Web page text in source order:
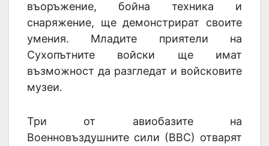
въоръжение, бойна техника и
снаряжение, ще демонстрират своите
умения. Младите приятели на
Сухопътните войски ще имат
възможност да разгледат и войсковите
музеи.
Три от авиобазите на
Военновъздушните сили (ВВС) отварят